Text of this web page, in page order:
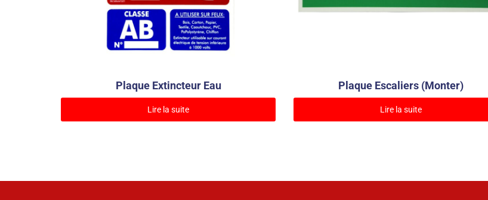
Plaque Extincteur Eau
Lire la suite
Plaque Escaliers (Monter)
Lire la suite